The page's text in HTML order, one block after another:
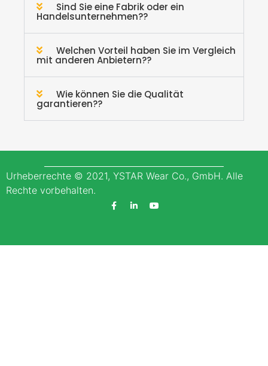
Sind Sie eine Fabrik oder ein
Handelsunternehmen??
Welchen Vorteil haben Sie im Vergleich
mit anderen Anbietern??
Wie können Sie die Qualität
garantieren??
Urheberrechte © 2021, YSTAR Wear Co., GmbH. Alle
Rechte vorbehalten.